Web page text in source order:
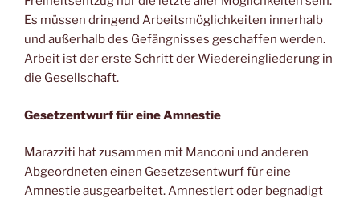
Es müssen dringend Arbeitsmöglichkeiten innerhalb
und außerhalb des Gefängnisses geschaffen werden.
Arbeit ist der erste Schritt der Wiedereingliederung in
die Gesellschaft.
Gesetzentwurf für eine Amnestie
Marazziti hat zusammen mit Manconi und anderen
Abgeordneten einen Gesetzesentwurf für eine
Amnestie ausgearbeitet. Amnestiert oder begnadigt